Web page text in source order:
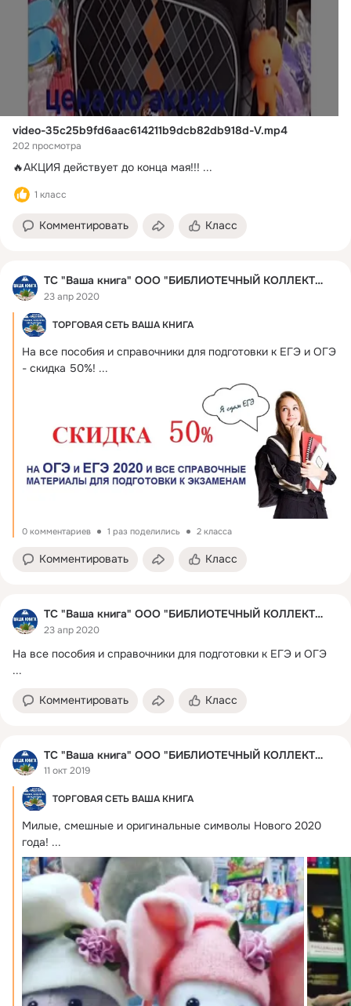
video-35c25b9fd6aac614211b9dcb82db918d-V.mp4
202 просмотра
🔥АКЦИЯ действует до конца мая!!! ...
1 класс
Комментировать Класс
ТС "Ваша книга" ООО "БИБЛИОТЕЧНЫЙ КОЛЛЕКТОР"
23 апр 2020
ТОРГОВАЯ СЕТЬ ВАША КНИГА
На все пособия и справочники для подготовки к ЕГЭ и ОГЭ
- скидка 50%! ...
0 комментариев 1 раз поделились 2 класса
Комментировать Класс
ТС "Ваша книга" ООО "БИБЛИОТЕЧНЫЙ КОЛЛЕКТОР"
23 апр 2020
На все пособия и справочники для подготовки к ЕГЭ и ОГЭ
...
Комментировать Класс
ТС "Ваша книга" ООО "БИБЛИОТЕЧНЫЙ КОЛЛЕКТОР"
11 окт 2019
ТОРГОВАЯ СЕТЬ ВАША КНИГА
Милые, смешные и оригинальные символы Нового 2020
года! ...